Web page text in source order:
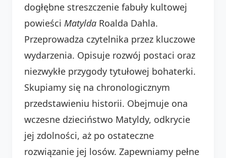
dogłębne streszczenie fabuły kultowej
powieści Matylda Roalda Dahla.
Przeprowadza czytelnika przez kluczowe
wydarzenia. Opisuje rozwój postaci oraz
niezwykłe przygody tytułowej bohaterki.
Skupiamy się na chronologicznym
przedstawieniu historii. Obejmuje ona
wczesne dzieciństwo Matyldy, odkrycie
jej zdolności, aż po ostateczne
rozwiązanie jej losów. Zapewniamy pełne